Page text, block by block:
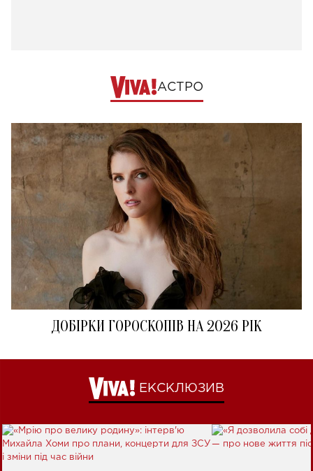
АСТРО
ДОБІРКИ ГОРОСКОПІВ НА 2026 РІК
ЕКСКЛЮЗИВ